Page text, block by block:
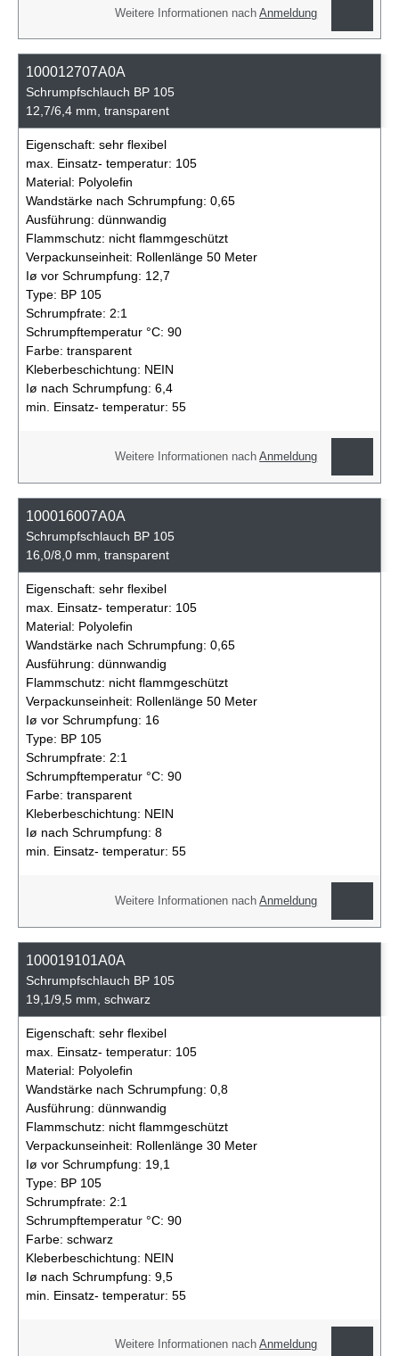
Weitere Informationen nachAnmeldung
100012707A0A
Schrumpfschlauch BP 105
12,7/6,4 mm, transparent
Eigenschaft: sehr flexibel
max. Einsatz- temperatur: 105
Material: Polyolefin
Wandstärke nach Schrumpfung: 0,65
Ausführung: dünnwandig
Flammschutz: nicht flammgeschützt
Verpackunseinheit: Rollenlänge 50 Meter
Iø vor Schrumpfung: 12,7
Type: BP 105
Schrumpfrate: 2:1
Schrumpftemperatur °C: 90
Farbe: transparent
Kleberbeschichtung: NEIN
Iø nach Schrumpfung: 6,4
min. Einsatz- temperatur: 55
Weitere Informationen nachAnmeldung
100016007A0A
Schrumpfschlauch BP 105
16,0/8,0 mm, transparent
Eigenschaft: sehr flexibel
max. Einsatz- temperatur: 105
Material: Polyolefin
Wandstärke nach Schrumpfung: 0,65
Ausführung: dünnwandig
Flammschutz: nicht flammgeschützt
Verpackunseinheit: Rollenlänge 50 Meter
Iø vor Schrumpfung: 16
Type: BP 105
Schrumpfrate: 2:1
Schrumpftemperatur °C: 90
Farbe: transparent
Kleberbeschichtung: NEIN
Iø nach Schrumpfung: 8
min. Einsatz- temperatur: 55
Weitere Informationen nachAnmeldung
100019101A0A
Schrumpfschlauch BP 105
19,1/9,5 mm, schwarz
Eigenschaft: sehr flexibel
max. Einsatz- temperatur: 105
Material: Polyolefin
Wandstärke nach Schrumpfung: 0,8
Ausführung: dünnwandig
Flammschutz: nicht flammgeschützt
Verpackunseinheit: Rollenlänge 30 Meter
Iø vor Schrumpfung: 19,1
Type: BP 105
Schrumpfrate: 2:1
Schrumpftemperatur °C: 90
Farbe: schwarz
Kleberbeschichtung: NEIN
Iø nach Schrumpfung: 9,5
min. Einsatz- temperatur: 55
Weitere Informationen nachAnmeldung